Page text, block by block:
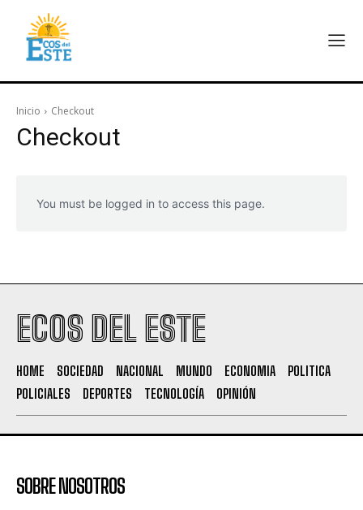
Inicio Checkout
Checkout
You must be logged in to access this page.
ECOS DEL ESTE
HOME SOCIEDAD NACIONAL MUNDO ECONOMIA
POLITICA
POLICIALES
DEPORTES TECNOLOGÍA OPINIÓN
SOBRE NOSOTROS